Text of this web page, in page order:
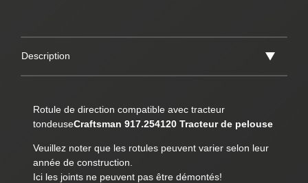
Description
Rotule de direction compatible avec tracteur
tondeuseCraftsman 917.254120 Tracteur de pelouse
Veuillez noter que les rotules peuvent varier selon leur
année de construction.
Ici les joints ne peuvent pas être démontés!